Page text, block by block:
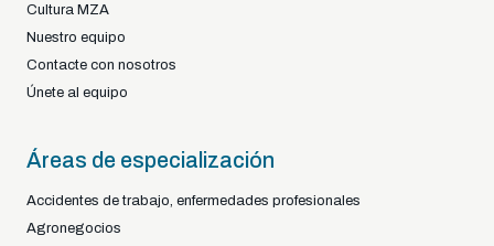
Cultura MZA
Nuestro equipo
Contacte con nosotros
Únete al equipo
Áreas de especialización
Accidentes de trabajo, enfermedades profesionales
Agronegocios